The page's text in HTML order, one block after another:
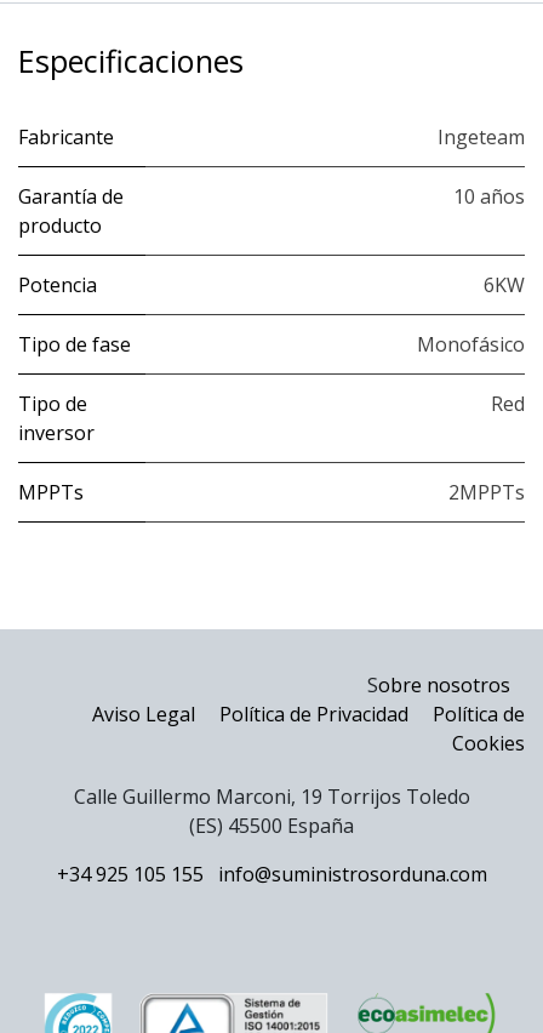
Especificaciones
Fabricante Ingeteam
Garantía de
producto
10 años
Potencia 6KW
Tipo de fase Monofásico
Tipo de
inversor
Red
MPPTs 2MPPTs
Sobre nosotros
Aviso Legal
Política de Privacidad
Política de
Cookies
Calle Guillermo Marconi, 19 Torrijos Toledo
(ES) 45500 España
+34 925 105 155
info@suministrosorduna.com